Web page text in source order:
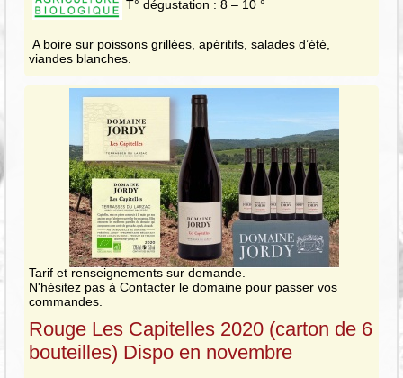
T° dégustation : 8 – 10 °
A boire sur poissons grillées, apéritifs, salades d’été,
viandes blanches.
Tarif et renseignements sur demande.
N'hésitez pas à Contacter le domaine pour passer vos
commandes.
Rouge Les Capitelles 2020 (carton de 6
bouteilles) Dispo en novembre